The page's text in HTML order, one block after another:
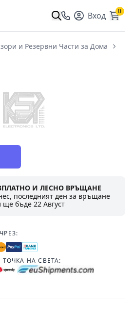
Вход 0
и Резервни Части за Дома
И ЛЕСНО ВРЪЩАНЕ
последният ден за връщане
ще бъде22 Август
НА СВЕТА: